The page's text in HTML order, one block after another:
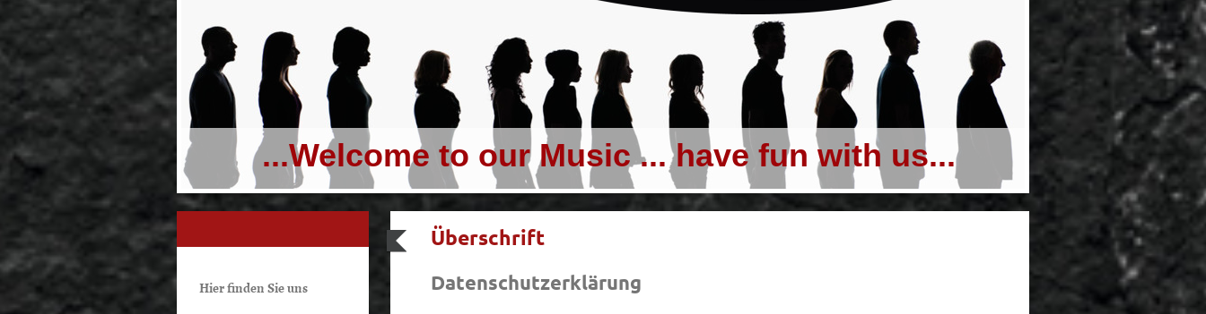
...Welcome to our Music ... have fun with us...
Überschrift
Datenschutzerklärung
Hier finden Sie uns